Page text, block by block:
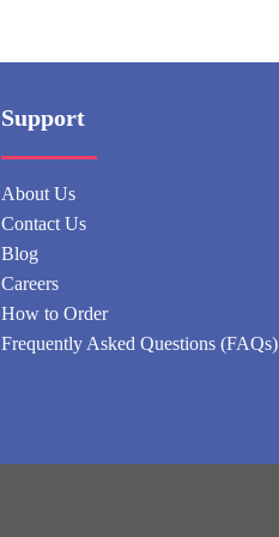
Support
About Us
Contact Us
Blog
Careers
How to Order
Frequently Asked Questions (FAQs)